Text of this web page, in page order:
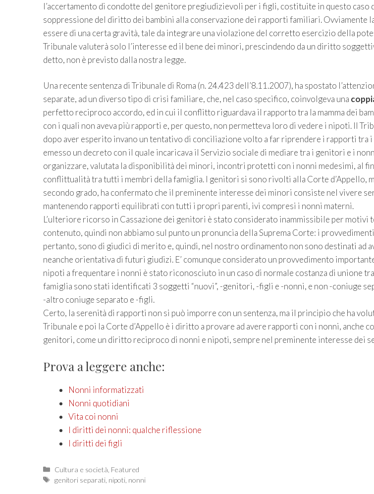
l’accertamento di condotte del genitore pregiudizievoli per i figli, costituite in questo caso
soppressione del diritto dei bambini alla conservazione dei rapporti familiari. Ovviamente
essere di una certa gravità, tale da integrare una violazione del corretto esercizio della
Tribunale valuterà solo l’interesse ed il bene dei minori, prescindendo da un diritto
detto, non è previsto dalla nostra legge.
Una recente sentenza di Tribunale di Roma (n. 24.423 dell’8.11.2007), ha spostato
separate, ad un diverso tipo di crisi familiare, che, nel caso specifico, coinvolgeva una
perfetto reciproco accordo, ed in cui il conflitto riguardava il rapporto tra la mamma dei
con i quali non aveva più rapporti e, per questo, non permetteva loro di vedere i nipoti. Il
dopo aver esperito invano un tentativo di conciliazione volto a far riprendere i rapporti tra i
emesso un decreto con il quale incaricava il Servizio sociale di mediare tra i genitori e i
organizzare, valutata la disponibilità dei minori, incontri protetti con i nonni medesimi, al
conflittualità tra tutti i membri della famiglia. I genitori si sono rivolti alla Corte d’Appello,
secondo grado, ha confermato che il preminente interesse dei minori consiste nel vivere
mantenendo rapporti equilibrati con tutti i propri parenti, ivi compresi i nonni materni.
L’ulteriore ricorso in Cassazione dei genitori è stato considerato inammissibile per motivi
contenuto, quindi non abbiamo sul punto un pronuncia della Suprema Corte: i
pertanto, sono di giudici di merito e, quindi, nel nostro ordinamento non sono destinati ad
neanche orientativa di futuri giudizi. E’ comunque considerato un provvedimento
nipoti a frequentare i nonni è stato riconosciuto in un caso di normale costanza di unione
famiglia sono stati identificati 3 soggetti “nuovi”, -genitori, -figli e -nonni, e non -coniuge
-altro coniuge separato e -figli.
Certo, la serenità di rapporti non si può imporre con un sentenza, ma il principio che ha
Tribunale e poi la Corte d’Appello è i diritto a provare ad avere rapporti con i nonni, anche
genitori, come un diritto reciproco di nonni e nipoti, sempre nel preminente interesse dei
Prova a leggere anche:
Nonni informatizzati
Nonni quotidiani
Vita coi nonni
I diritti dei nonni: qualche riflessione
I diritti dei figli
Categories
Cultura e società Featured
Tags
genitori separati nipoti nonni